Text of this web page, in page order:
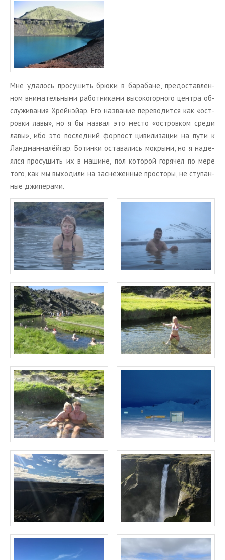
Мне уда­лось про­су­шить брюки в ба­ра­бане, предо­став­лен­
ном вни­ма­тель­ны­ми ра­бот­ни­ка­ми вы­со­ко­гор­но­го цен­тра об­
слу­жи­ва­ния Хрёй­нэй­ар. Его на­зва­ние пе­ре­во­дит­ся как «ост­
ров­ки лавы», но я бы на­звал это место «ост­ров­ком среди
лавы», ибо это по­след­ний фор­пост ци­ви­ли­за­ции на пути к
Ланд­ман­на­лёй­гар. Бо­тин­ки оста­ва­лись мок­ры­ми, но я на­де­
ял­ся про­су­шить их в ма­шине, пол ко­то­рой го­ря­чел по мере
того, как мы вы­хо­ди­ли на за­сне­жен­ные про­сто­ры, не сту­пан­
ные джи­пе­ра­ми.